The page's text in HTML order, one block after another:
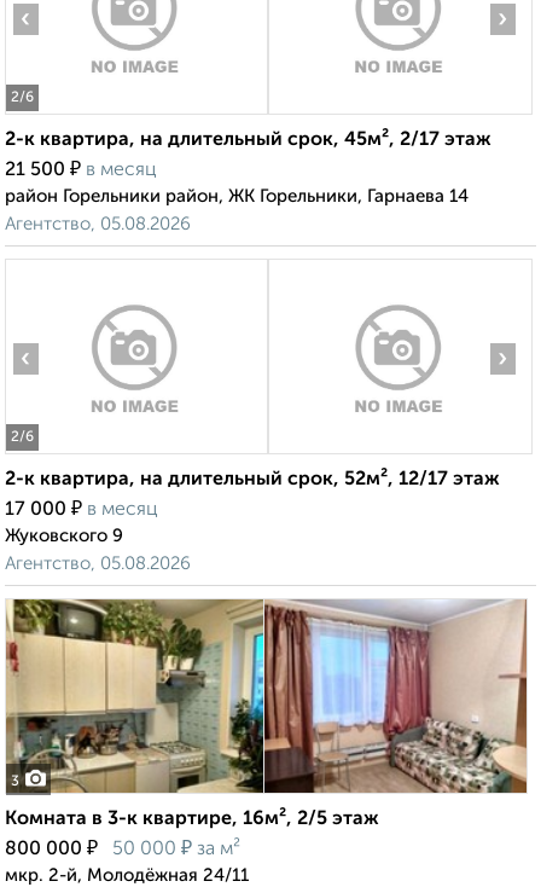
2/6
‹ ›
2-к квартира, на длительный срок, 45м², 2/17 этаж
21 500 ₽ в месяц
район Горельники район, ЖК Горельники, Гарнаева 14
Агентство, 05.08.2026
2/6
‹ ›
2-к квартира, на длительный срок, 52м², 12/17 этаж
17 000 ₽ в месяц
Жуковского 9
Агентство, 05.08.2026
3
Комната в 3-к квартире, 16м², 2/5 этаж
800 000 ₽ 50 000 ₽ за м²
мкр. 2-й, Молодёжная 24/11